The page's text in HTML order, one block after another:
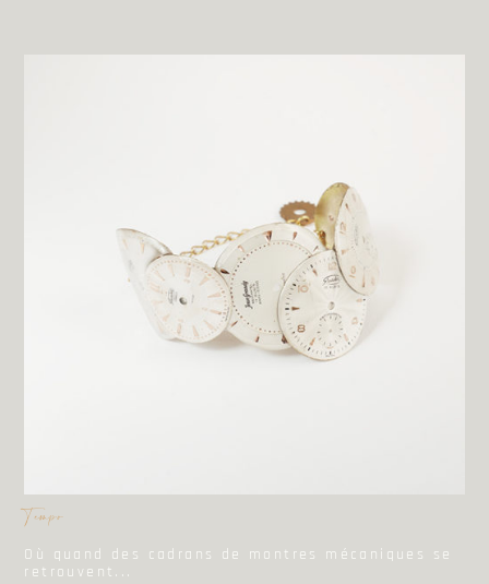
Tempo
Où quand des cadrans de montres mécaniques se
retrouvent...